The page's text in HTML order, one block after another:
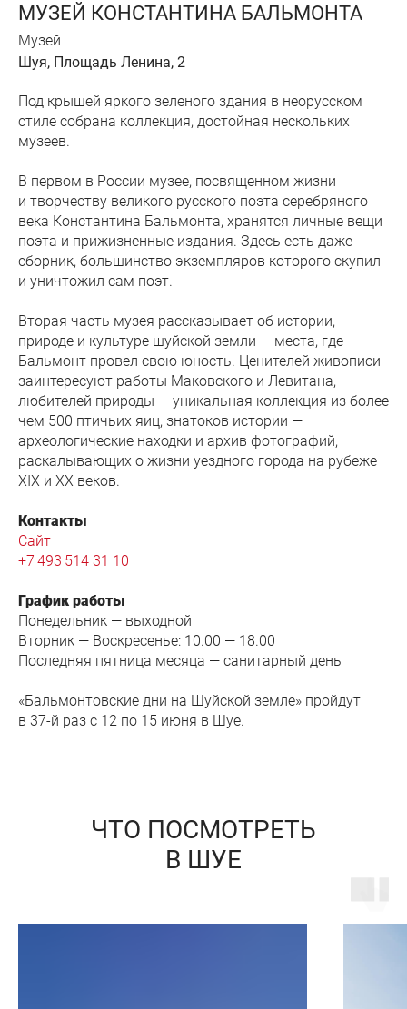
МУЗЕЙ КОНСТАНТИНА БАЛЬМОНТА
Музей
Шуя, Площадь Ленина, 2
Под крышей яркого зеленого здания в неорусском
стиле собрана коллекция, достойная нескольких
музеев.
В первом в России музее, посвященном жизни
и творчеству великого русского поэта серебряного
века Константина Бальмонта, хранятся личные вещи
поэта и прижизненные издания. Здесь есть даже
сборник, большинство экземпляров которого скупил
и уничтожил сам поэт.
Вторая часть музея рассказывает об истории,
природе и культуре шуйской земли — места, где
Бальмонт провел свою юность. Ценителей живописи
заинтересуют работы Маковского и Левитана,
любителей природы — уникальная коллекция из более
чем 500 птичьих яиц, знатоков истории —
археологические находки и архив фотографий,
раскалывающих о жизни уездного города на рубеже
XIX и XX веков.
Контакты
Сайт
+7 493 514 31 10
График работы
Понедельник — выходной
Вторник — Воскресенье: 10.00 — 18.00
Последняя пятница месяца — санитарный день
«Бальмонтовские дни на Шуйской земле» пройдут
в 37-й раз с 12 по 15 июня в Шуе.
ЧТО ПОСМОТРЕТЬ
В ШУЕ